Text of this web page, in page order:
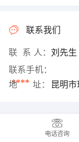
联系我们
联 系 人： 刘先
联系手机：
****
地 址： 昆明
电话咨询